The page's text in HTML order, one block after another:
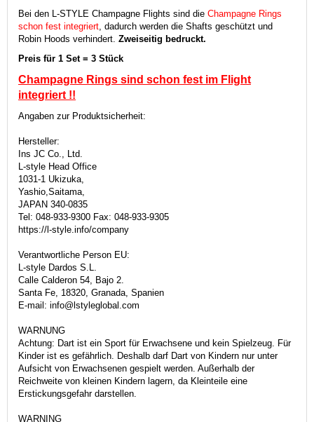
Bei den L-STYLE Champagne Flights sind die Champagne Rings
schon fest integriert , dadurch werden die Shafts geschützt und
Robin Hoods verhindert. Zweiseitig bedruckt.
Preis für 1 Set = 3 Stück
Champagne Rings sind schon fest im Flight
integriert !!
Angaben zur Produktsicherheit:
Hersteller:
Ins JC Co., Ltd.
L-style Head Office
1031-1 Ukizuka,
Yashio,Saitama,
JAPAN 340-0835
Tel: 048-933-9300 Fax: 048-933-9305
https://l-style.info/company
Verantwortliche Person EU:
L-style Dardos S.L.
Calle Calderon 54, Bajo 2.
Santa Fe, 18320, Granada, Spanien
E-mail: info@lstyleglobal.com
WARNUNG
Achtung: Dart ist ein Sport für Erwachsene und kein Spielzeug. Für
Kinder ist es gefährlich. Deshalb darf Dart von Kindern nur unter
Aufsicht von Erwachsenen gespielt werden. Außerhalb der
Reichweite von kleinen Kindern lagern, da Kleinteile eine
Erstickungsgefahr darstellen.
WARNING